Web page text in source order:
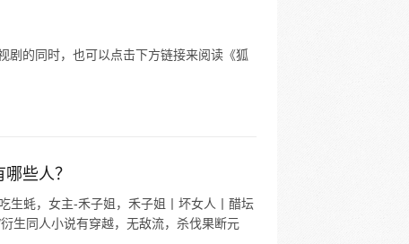
剧的同时，也可以点击下方链接来阅读《狐
些人？
生蚝，女主-禾子姐，禾子姐丨坏女人丨醋坛
生同人小说有穿越，无敌流，杀伐果断元